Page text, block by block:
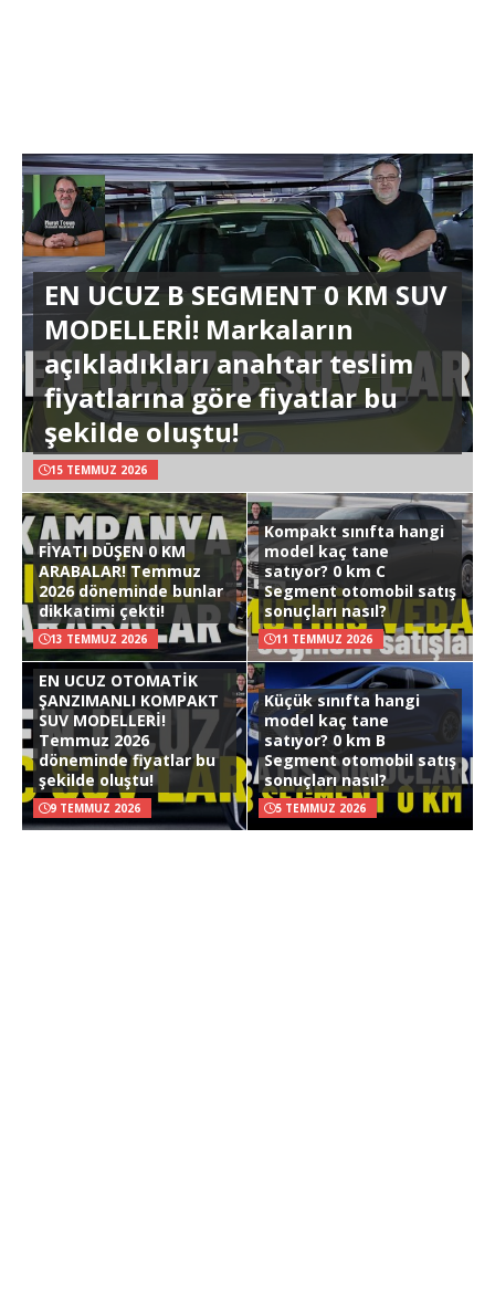
EN UCUZ B SEGMENT 0 KM SUV
MODELLERİ! Markaların
açıkladıkları anahtar teslim
fiyatlarına göre fiyatlar bu
şekilde oluştu!
15 TEMMUZ 2026
FİYATI DÜŞEN 0 KM
ARABALAR! Temmuz
2026 döneminde bunlar
dikkatimi çekti!
13 TEMMUZ 2026
Kompakt sınıfta hangi
model kaç tane
satıyor? 0 km C
Segment otomobil satış
sonuçları nasıl?
11 TEMMUZ 2026
EN UCUZ OTOMATİK
ŞANZIMANLI KOMPAKT
SUV MODELLERİ!
Temmuz 2026
döneminde fiyatlar bu
şekilde oluştu!
9 TEMMUZ 2026
Küçük sınıfta hangi
model kaç tane
satıyor? 0 km B
Segment otomobil satış
sonuçları nasıl?
5 TEMMUZ 2026